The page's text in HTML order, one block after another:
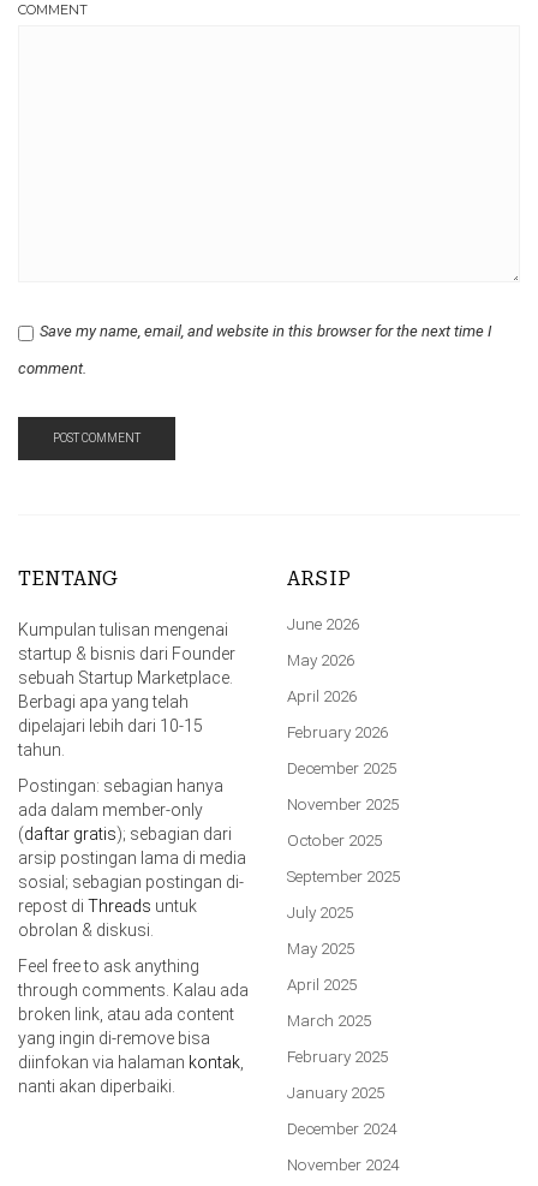
COMMENT
Save my name, email, and website in this browser for the next time I
comment.
TENTANG
Kumpulan tulisan mengenai
startup & bisnis dari Founder
sebuah Startup Marketplace.
Berbagi apa yang telah
dipelajari lebih dari 10-15
tahun.
Postingan: sebagian hanya
ada dalam member-only
(daftar gratis); sebagian dari
arsip postingan lama di media
sosial; sebagian postingan di-
repost di Threads untuk
obrolan & diskusi.
Feel free to ask anything
through comments. Kalau ada
broken link, atau ada content
yang ingin di-remove bisa
diinfokan via halaman kontak,
nanti akan diperbaiki.
ARSIP
June 2026
May 2026
April 2026
February 2026
December 2025
November 2025
October 2025
September 2025
July 2025
May 2025
April 2025
March 2025
February 2025
January 2025
December 2024
November 2024